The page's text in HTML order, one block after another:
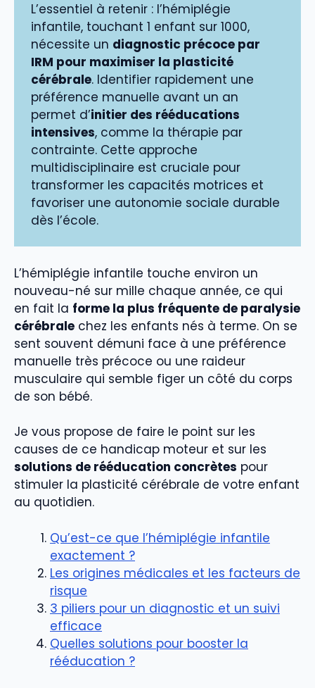
L’essentiel à retenir : l’hémiplégie
infantile, touchant 1 enfant sur 1000,
nécessite un diagnostic précoce par
IRM pour maximiser la plasticité
cérébrale. Identifier rapidement une
préférence manuelle avant un an
permet d’initier des rééducations
intensives, comme la thérapie par
contrainte. Cette approche
multidisciplinaire est cruciale pour
transformer les capacités motrices et
favoriser une autonomie sociale durable
dès l’école.
L’hémiplégie infantile touche environ un
nouveau-né sur mille chaque année, ce qui
en fait la forme la plus fréquente de paralysie
cérébrale chez les enfants nés à terme. On se
sent souvent démuni face à une préférence
manuelle très précoce ou une raideur
musculaire qui semble figer un côté du corps
de son bébé.
Je vous propose de faire le point sur les
causes de ce handicap moteur et sur les
solutions de rééducation concrètes pour
stimuler la plasticité cérébrale de votre enfant
au quotidien.
Qu’est-ce que l’hémiplégie infantile
exactement ?
Les origines médicales et les facteurs de
risque
3 piliers pour un diagnostic et un suivi
efficace
Quelles solutions pour booster la
rééducation ?